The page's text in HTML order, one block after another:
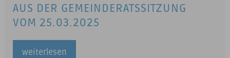
AUS DER GEMEINDERATSSITZUNG
VOM 25.03.2025
weiterlesen